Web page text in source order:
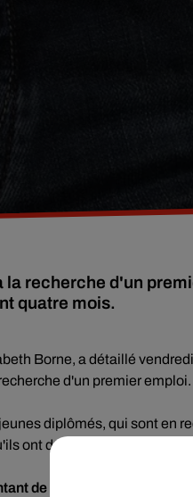
la recherche d'un
quatre mois.
Borne, a détaillé
d'un premier emploi.
diplômés, qui sont en
ont droit à une aide de
de leur bourse et 100